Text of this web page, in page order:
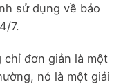
sử dụng về bảo
7.
chỉ đơn giản là một
nó là một giải